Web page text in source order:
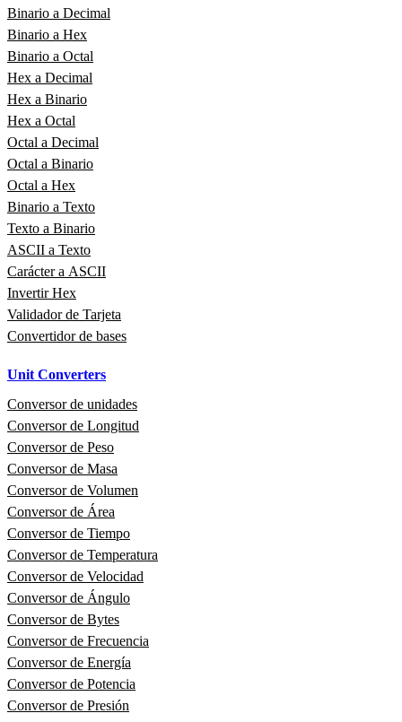
Binario a Decimal
Binario a Hex
Binario a Octal
Hex a Decimal
Hex a Binario
Hex a Octal
Octal a Decimal
Octal a Binario
Octal a Hex
Binario a Texto
Texto a Binario
ASCII a Texto
Carácter a ASCII
Invertir Hex
Validador de Tarjeta
Convertidor de bases
Unit Converters
Conversor de unidades
Conversor de Longitud
Conversor de Peso
Conversor de Masa
Conversor de Volumen
Conversor de Área
Conversor de Tiempo
Conversor de Temperatura
Conversor de Velocidad
Conversor de Ángulo
Conversor de Bytes
Conversor de Frecuencia
Conversor de Energía
Conversor de Potencia
Conversor de Presión